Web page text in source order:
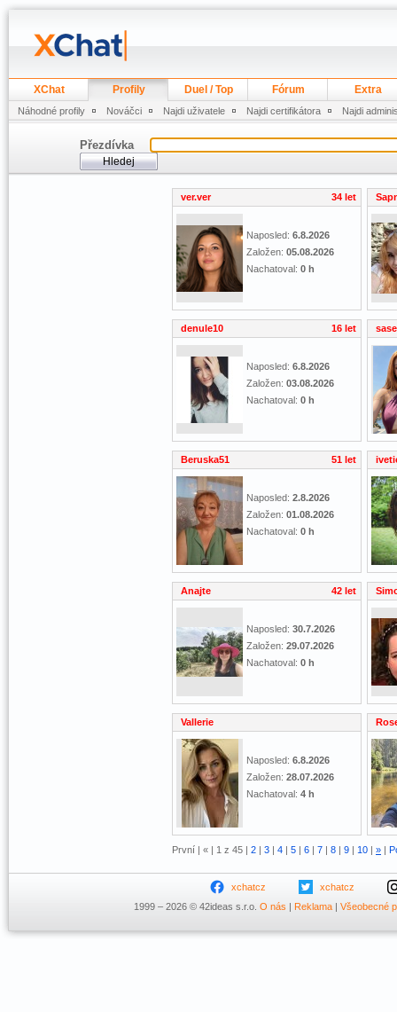
XChat Profily Duel / Top Fórum Extra
Náhodné profily Nováčci Najdi uživatele Najdi certifikátora Najdi
Přezdívka
ver.ver 34 let
Naposled: 6.8.2026
Založen: 05.08.2026
Nachatoval: 0 h
denule10 16 let
Naposled: 6.8.2026
Založen: 03.08.2026
Nachatoval: 0 h
Beruska51 51 let
Naposled: 2.8.2026
Založen: 01.08.2026
Nachatoval: 0 h
Anajte 42 let
Naposled: 30.7.2026
Založen: 29.07.2026
Nachatoval: 0 h
Vallerie
Naposled: 6.8.2026
Založen: 28.07.2026
Nachatoval: 4 h
První | « | 1 z 45 | 2 | 3 | 4 | 5 | 6 | 7 | 8 | 9 | 10 | » |
xchatcz
xchatcz
1999 – 2026 © 42ideas s.r.o. O nás | Reklama | Všeobecné